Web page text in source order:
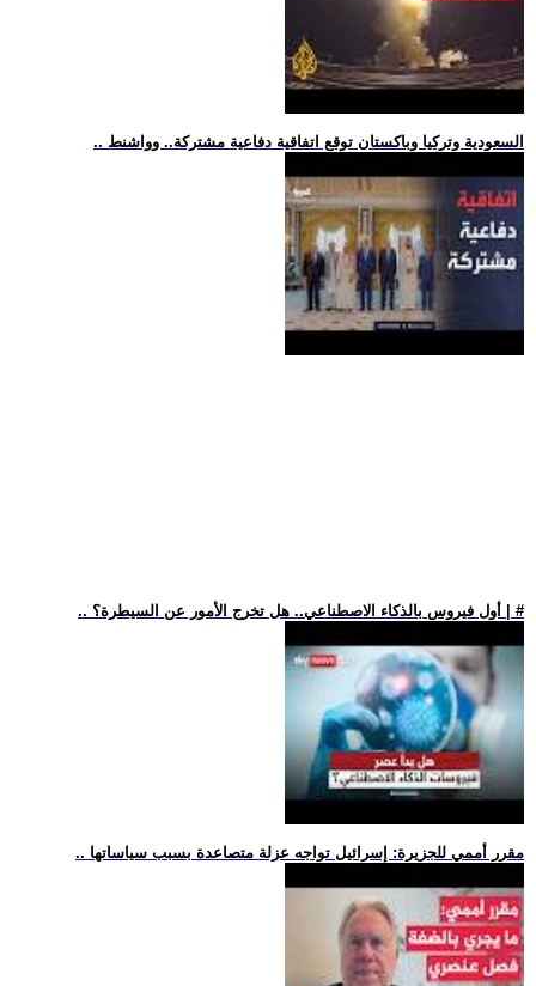
.. السعودية وتركيا وباكستان توقع اتفاقية دفاعية مشتركة.. وواشنط
.. أول فيروس بالذكاء الاصطناعي.. هل تخرج الأمور عن السيطرة؟ | #
.. مقرر أممي للجزيرة: إسرائيل تواجه عزلة متصاعدة بسبب سياساتها